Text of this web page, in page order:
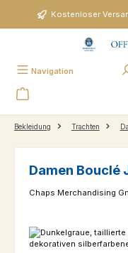
Zum Hauptinhalt springen
Kostenloser
Navigation
Bekleidung Trachten
Damen Bouclé
Chaps Merchandising
Bildergalerie